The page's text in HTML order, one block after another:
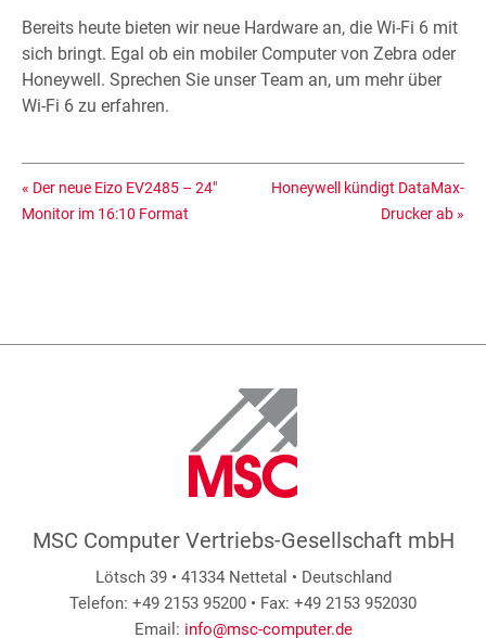
Bereits heute bieten wir neue Hardware an, die Wi-Fi 6 mit
sich bringt. Egal ob ein mobiler Computer von Zebra oder
Honeywell. Sprechen Sie unser Team an, um mehr über
Wi-Fi 6 zu erfahren.
« Der neue Eizo EV2485 – 24″
Monitor im 16:10 Format
Honeywell kündigt DataMax-
Drucker ab »
MSC Computer Vertriebs-Gesellschaft mbH
Lötsch 39 • 41334 Nettetal • Deutschland
Telefon: +49 2153 95200 • Fax: +49 2153 952030
Email: info@msc-computer.de